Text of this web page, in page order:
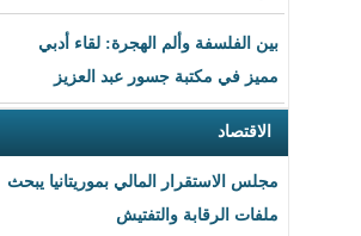
بين الفلسفة وألم الهجرة: لقاء أدبي
مميز في مكتبة جسور عبد العزيز
الاقتصاد
مجلس الاستقرار المالي بموريتانيا يبحث
ملفات الرقابة والتفتيش